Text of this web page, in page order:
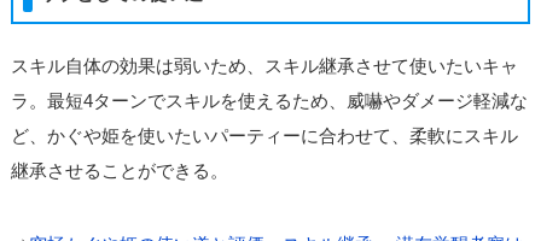
スキル自体の効果は弱いため、スキル継承させて使いたいキャ
ラ。最短4ターンでスキルを使えるため、威嚇やダメージ軽減な
ど、かぐや姫を使いたいパーティーに合わせて、柔軟にスキル
継承させることができる。